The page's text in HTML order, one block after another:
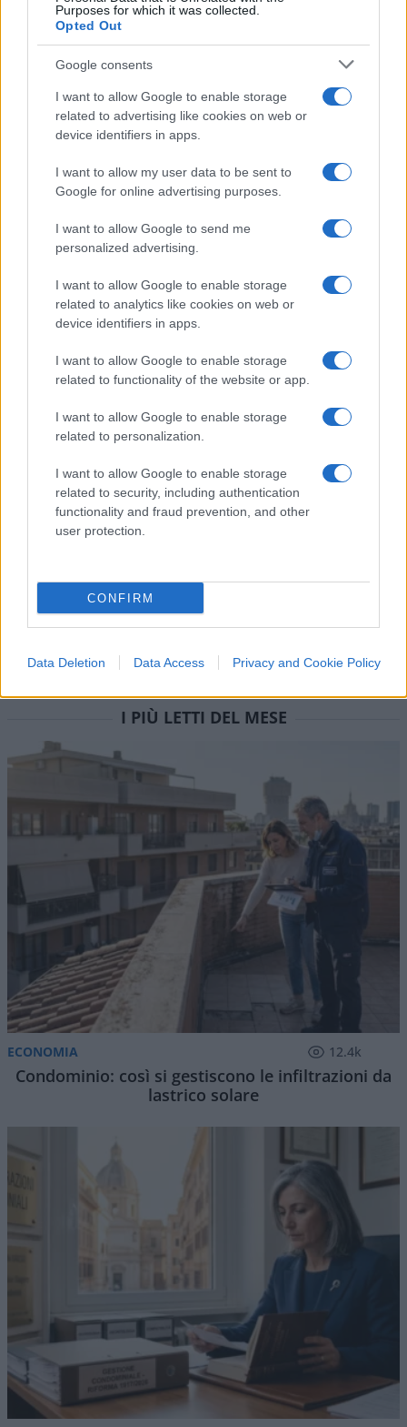
Purposes for which it was collected.
Opted Out
Google consents
I want to allow Google to enable storage
related to advertising like cookies on web or
device identifiers in apps.
I want to allow my user data to be sent to
Google for online advertising purposes.
I want to allow Google to send me
personalized advertising.
I want to allow Google to enable storage
related to analytics like cookies on web or
device identifiers in apps.
I want to allow Google to enable storage
related to functionality of the website or app.
I want to allow Google to enable storage
related to personalization.
I want to allow Google to enable storage
related to security, including authentication
functionality and fraud prevention, and other
user protection.
CONFIRM
Data Deletion Data Access Privacy and Cookie Policy
alla base dell’investimento in questi promettenti
strumenti, capaci di riservare opportunità
esclusive e svincolate dai mercati tradizionali.
Contenuto consigliato
I PIÙ LETTI DEL MESE
ECONOMIA 12.4k
Condominio: così si gestiscono le infiltrazioni da
lastrico solare